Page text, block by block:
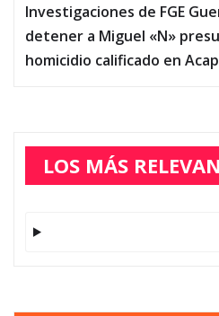
Investigaciones de FGE
detener a Miguel «N»
homicidio calificado en
LOS MÁS